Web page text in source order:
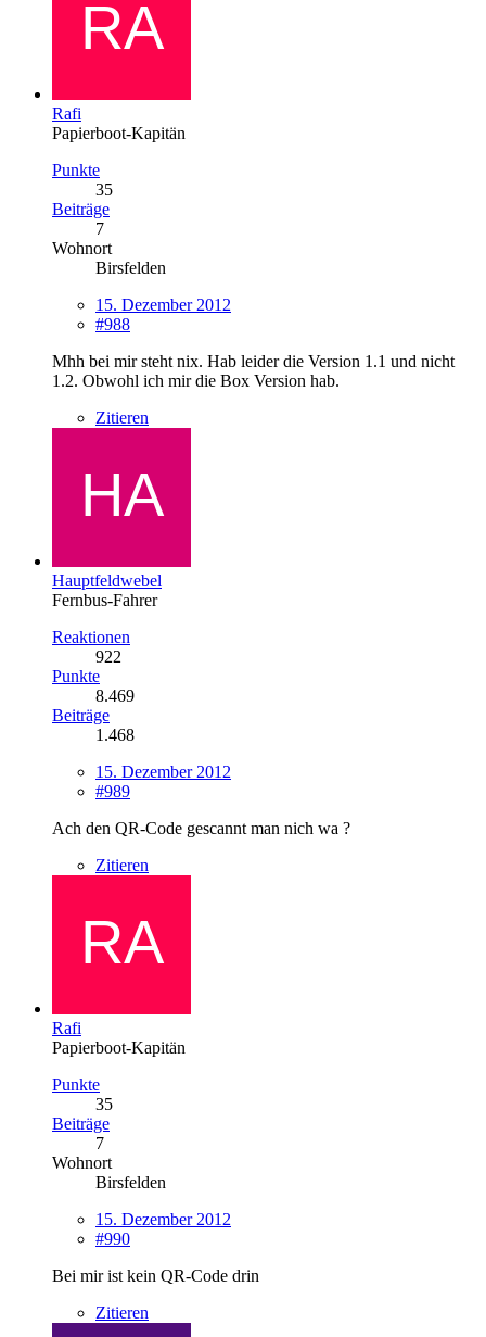
Rafi
Papierboot-Kapitän
Punkte
35
Beiträge
7
Wohnort
Birsfelden
15. Dezember 2012
#988
Mhh bei mir steht nix. Hab leider die Version 1.1 und nicht
1.2. Obwohl ich mir die Box Version hab.
Zitieren
Hauptfeldwebel
Fernbus-Fahrer
Reaktionen
922
Punkte
8.469
Beiträge
1.468
15. Dezember 2012
#989
Ach den QR-Code gescannt man nich wa ?
Zitieren
Rafi
Papierboot-Kapitän
Punkte
35
Beiträge
7
Wohnort
Birsfelden
15. Dezember 2012
#990
Bei mir ist kein QR-Code drin
Zitieren